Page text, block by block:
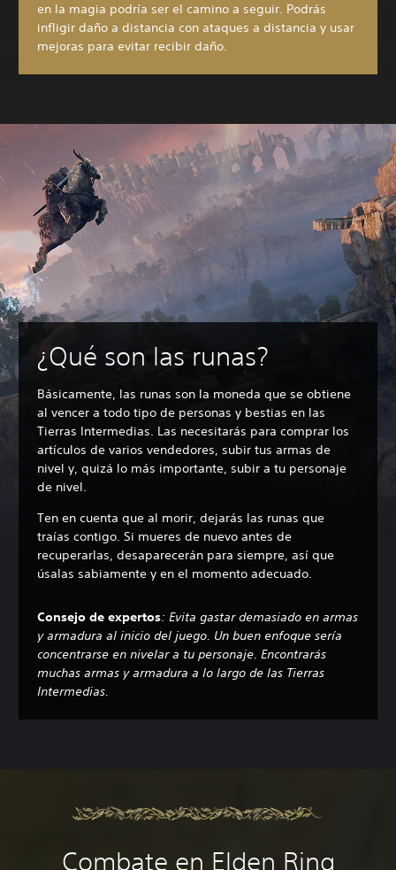
en la magia podría ser el camino a seguir. Podrás
infligir daño a distancia con ataques a distancia y usar
mejoras para evitar recibir daño.
¿Qué son las runas?
Básicamente, las runas son la moneda que se obtiene
al vencer a todo tipo de personas y bestias en las
Tierras Intermedias. Las necesitarás para comprar los
artículos de varios vendedores, subir tus armas de
nivel y, quizá lo más importante, subir a tu personaje
de nivel.
Ten en cuenta que al morir, dejarás las runas que
traías contigo. Si mueres de nuevo antes de
recuperarlas, desaparecerán para siempre, así que
úsalas sabiamente y en el momento adecuado.
Consejo de expertos: Evita gastar demasiado en armas
y armadura al inicio del juego. Un buen enfoque sería
concentrarse en nivelar a tu personaje. Encontrarás
muchas armas y armadura a lo largo de las Tierras
Intermedias.
Combate en Elden Ring